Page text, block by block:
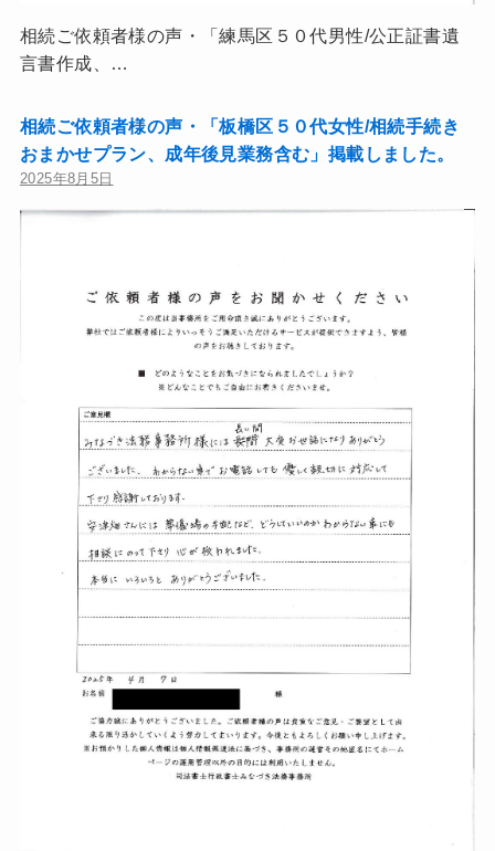
相続ご依頼者様の声・「練馬区５０代男性/公正証書遺
言書作成、…
相続ご依頼者様の声・「板橋区５０代女性/相続手続き
おまかせプラン、成年後見業務含む」掲載しました。
2025年8月5日